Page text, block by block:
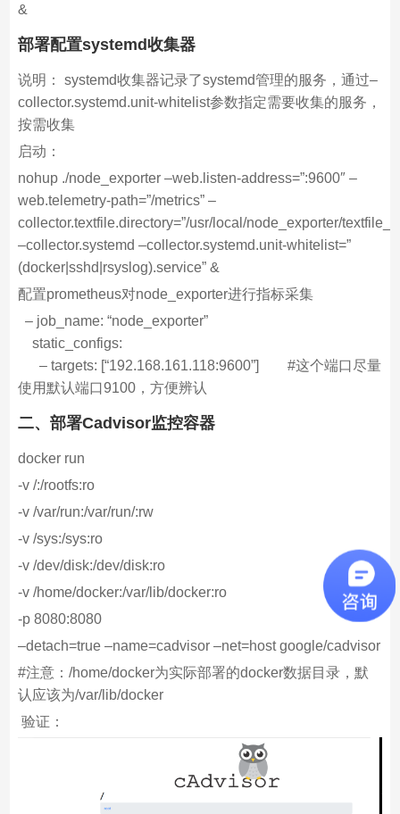
&
部署配置systemd收集器
说明： systemd收集器记录了systemd管理的服务，通过–
collector.systemd.unit-whitelist参数指定需要收集的服务，
按需收集
启动：
nohup ./node_exporter –web.listen-address=”:9600″ –
web.telemetry-path=”/metrics” –
collector.textfile.directory=”/usr/local/node_exporter/
–collector.systemd –collector.systemd.unit-whitelist=”
(docker|sshd|rsyslog).service” &
配置prometheus对node_exporter进行指标采集
– job_name: “node_exporter”
static_configs:
– targets: [“192.168.161.118:9600”] #这个端口尽量
使用默认端口9100，方便辨认
二、部署Cadvisor监控容器
docker run
-v /:/rootfs:ro
-v /var/run:/var/run/:rw
-v /sys:/sys:ro
-v /dev/disk:/dev/disk:ro
-v /home/docker:/var/lib/docker:ro
-p 8080:8080
–detach=true –name=cadvisor –net=host google/cadvisor
#注意：/home/docker为实际部署的docker数据目录，默
认应该为/var/lib/docker
验证：